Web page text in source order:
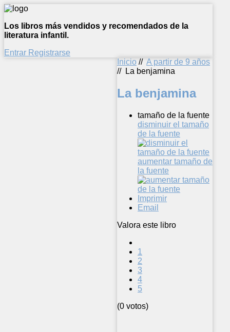
Los libros más vendidos y recomendados de la
literatura infantil.
Entrar Registrarse
Inicio // A partir de 9 años
// La benjamina
La benjamina
tamaño de la fuente
disminuir el tamaño
de la fuente
aumentar tamaño de
la fuente
Imprimir
Email
Valora este libro
1
2
3
4
5
(0 votos)